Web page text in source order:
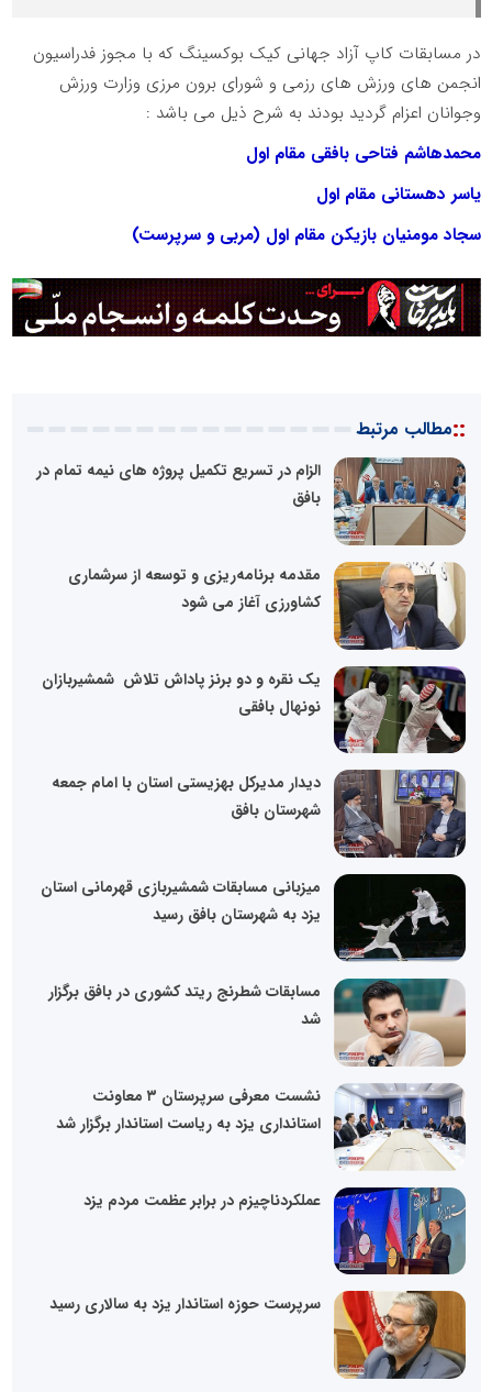
در مسابقات کاپ آزاد جهانی کیک بوکسینگ که با مجوز فدراسیون
انجمن های ورزش های رزمی و شورای برون مرزی وزارت ورزش
و‌جوانان اعزام گردید بودند به شرح ذیل می باشد :
محمدهاشم فتاحی بافقی مقام اول
یاسر دهستانی مقام اول
سجاد مومنیان بازیکن مقام اول (مربی و سرپرست)
::مطالب مرتبط
الزام در تسریع تکمیل پروژه های نیمه تمام در
بافق
مقدمه برنامه‌ریزی و توسعه از سرشماری
کشاورزی آغاز می شود
یک‌ نقره و دو برنز پاداش تلاش شمشیربازان
نونهال بافقی
دیدار مدیرکل بهزیستی استان با امام جمعه
شهرستان بافق
میزبانی مسابقات شمشیربازی قهرمانی استان
یزد به شهرستان بافق رسید
مسابقات شطرنج ریتد کشوری در بافق برگزار
شد
نشست معرفی سرپرستان ۳ معاونت
استانداری یزد به ریاست استاندار برگزار شد
عملکردناچیزم در برابر عظمت مردم یزد
سرپرست حوزه استاندار یزد به سالاری رسید